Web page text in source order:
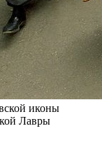
иконы
Лавры